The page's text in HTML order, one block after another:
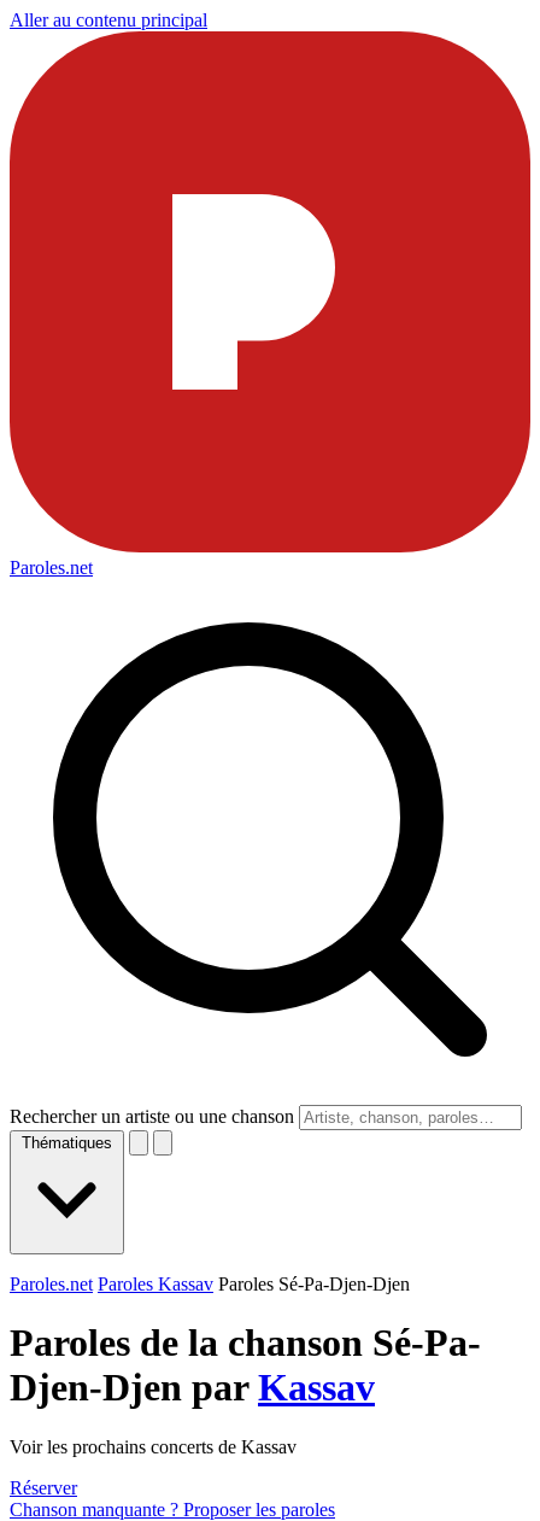
Aller au contenu principal
Paroles.net
Rechercher un artiste ou une chanson
Thématiques
Paroles.net Paroles Kassav Paroles Sé-Pa-Djen-Djen
Paroles de la chanson Sé-Pa-
Djen-Djen parKassav
Voir les prochains concerts de Kassav
Réserver
Chanson manquante ? Proposer les paroles